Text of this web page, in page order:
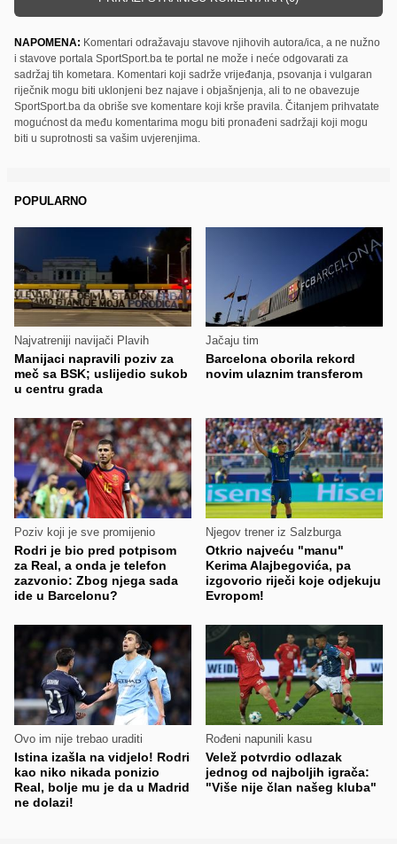
NAPOMENA: Komentari odražavaju stavove njihovih autora/ica, a ne nužno
i stavove portala SportSport.ba te portal ne može i neće odgovarati za
sadržaj tih kometara. Komentari koji sadrže vrijeđanja, psovanja i vulgaran
riječnik mogu biti uklonjeni bez najave i objašnjenja, ali to ne obavezuje
SportSport.ba da obriše sve komentare koji krše pravila. Čitanjem prihvatate
mogućnost da među komentarima mogu biti pronađeni sadržaji koji mogu
biti u suprotnosti sa vašim uvjerenjima.
POPULARNO
Najvatreniji navijači Plavih
Manijaci napravili poziv za
meč sa BSK; uslijedio sukob
u centru grada
Jačaju tim
Barcelona oborila rekord
novim ulaznim transferom
Poziv koji je sve promijenio
Rodri je bio pred potpisom
za Real, a onda je telefon
zazvonio: Zbog njega sada
ide u Barcelonu?
Njegov trener iz Salzburga
Otkrio najveću "manu"
Kerima Alajbegovića, pa
izgovorio riječi koje odjekuju
Evropom!
Ovo im nije trebao uraditi
Istina izašla na vidjelo! Rodri
kao niko nikada ponizio
Real, bolje mu je da u Madrid
ne dolazi!
Rođeni napunili kasu
Velež potvrdio odlazak
jednog od najboljih igrača:
"Više nije član našeg kluba"